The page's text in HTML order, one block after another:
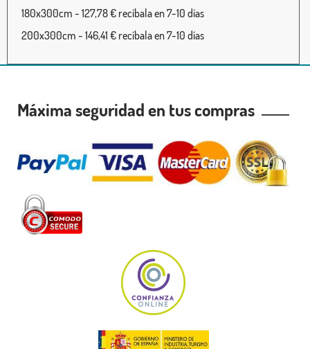
180x300cm - 127,78 € recíbala en 7-10 días
200x300cm - 146,41 € recíbala en 7-10 días
Máxima seguridad en tus compras